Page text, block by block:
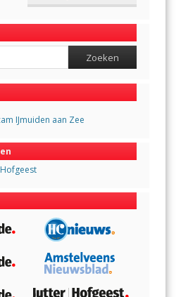
IJmuiden aan Zee